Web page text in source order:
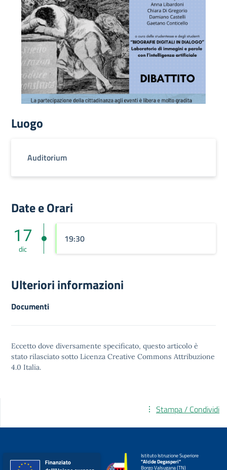
Luogo
Auditorium
Date e Orari
17
dic
19:30
Ulteriori informazioni
Documenti
Eccetto dove diversamente specificato, questo articolo è
stato rilasciato sotto Licenza Creative Commons Attribuzione
4.0 Italia.
Stampa / Condividi
Istituto Istruzione Superiore
"Alcide Degasperi"
Borgo Valsugana (TN)